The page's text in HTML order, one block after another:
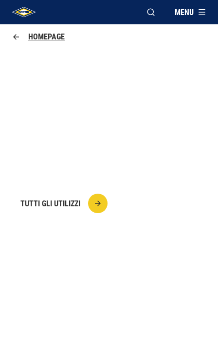
UHU logo
APRI FINESTRA
MENU
HOMEPAGE
TUTTI GLI UTILIZZI